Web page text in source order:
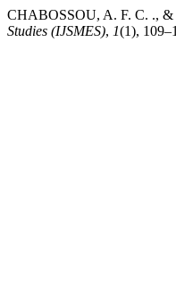
CHABOSSOU, A. F. C. ., &
Studies (IJSMES), 1(1),